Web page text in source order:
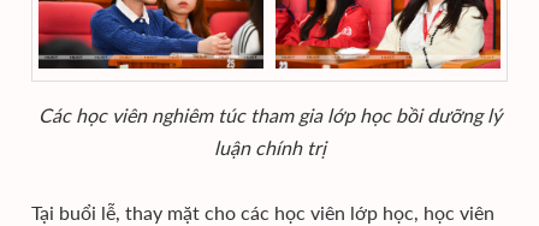
Các học viên nghiêm túc tham gia lớp học bồi dưỡng lý
luận chính trị
Tại buổi lễ, thay mặt cho các học viên lớp học, học viên